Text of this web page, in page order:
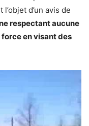
d’un avis de
respectant aucune
en visant des